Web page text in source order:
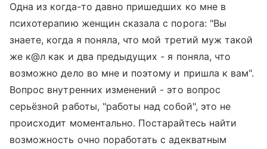
Одна из когда-то давно пришедших ко мне в
психотерапию женщин сказала с порога: "Вы
знаете, когда я поняла, что мой третий муж такой
же к@л как и два предыдущих - я поняла, что
возможно дело во мне и поэтому и пришла к вам".
Вопрос внутренних изменений - это вопрос
серьёзной работы, "работы над собой", это не
происходит моментально. Постарайтесь найти
возможность очно поработать с адекватным